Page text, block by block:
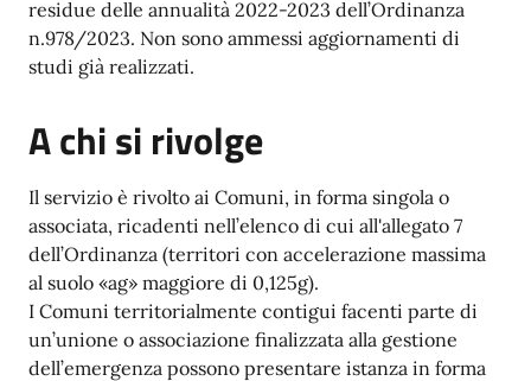
residue delle annualità 2022-2023 dell’Ordinanza
n.978/2023. Non sono ammessi aggiornamenti di
studi già realizzati.
A chi si rivolge
Il servizio è rivolto ai Comuni, in forma singola o
associata, ricadenti nell’elenco di cui all'allegato 7
dell’Ordinanza (territori con accelerazione massima
al suolo «ag» maggiore di 0,125g).
I Comuni territorialmente contigui facenti parte di
un’unione o associazione finalizzata alla gestione
dell’emergenza possono presentare istanza in forma